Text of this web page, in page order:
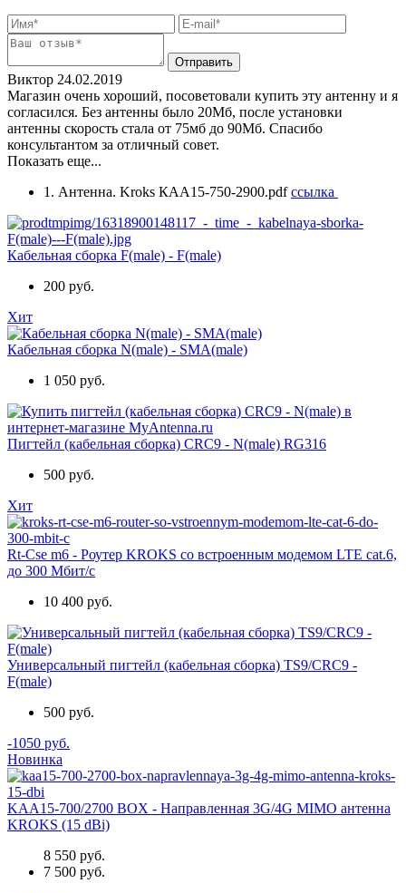
Виктор 24.02.2019
Магазин очень хороший, посоветовали купить эту антенну и я
согласился. Без антенны было 20Мб, после установки
антенны скорость стала от 75мб до 90Мб. Спасибо
консультантом за отличный совет.
Показать еще...
1. Антенна. Kroks КАА15-750-2900.pdfссылка
Кабельная сборка F(male) - F(male)
200 руб.
Хит
Кабельная сборка N(male) - SMA(male)
1 050 руб.
Пигтейл (кабельная сборка) CRC9 - N(male) RG316
500 руб.
Хит
Rt-Cse m6 - Роутер KROKS со встроенным модемом LTE cat.6,
до 300 Мбит/c
10 400 руб.
Универсальный пигтейл (кабельная сборка) TS9/CRC9 -
F(male)
500 руб.
-1050 руб.
Новинка
KAA15-700/2700 BOX - Направленная 3G/4G MIMO антенна
KROKS (15 dBi)
8 550 руб.
7 500 руб.